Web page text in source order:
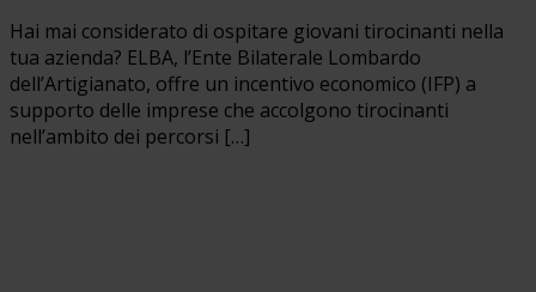
Hai mai considerato di ospitare giovani tirocinanti nella
tua azienda? ELBA, l’Ente Bilaterale Lombardo
dell’Artigianato, offre un incentivo economico (IFP) a
supporto delle imprese che accolgono tirocinanti
nell’ambito dei percorsi […]